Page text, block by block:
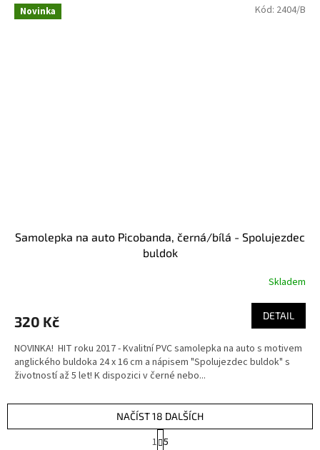
Novinka
Samolepka na auto Picobanda, černá/bílá - Spolujezdec
buldok
Skladem
320 Kč DETAIL
NOVINKA! HIT roku 2017 - Kvalitní PVC samolepka na auto s motivem
anglického buldoka 24 x 16 cm a nápisem "Spolujezdec buldok" s
životností až 5 let! K dispozici v černé nebo...
Kód: 2404/B
NAČÍST 18 DALŠÍCH
t
1 5